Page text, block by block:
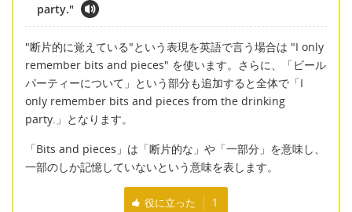
party."
"断片的に覚えている"という表現を英語で言う場合は "I only
remember bits and pieces" を使います。さらに、「ビール
パーティーについて」という部分も追加すると全体で「I
only remember bits and pieces from the drinking
party.」となります。
「Bits and pieces」は「断片的な」や「一部分」を意味し、
一部のしか記憶していないという意味を表します。
役に立った 1